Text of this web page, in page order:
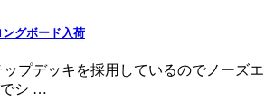
ングボード入荷
プデッキを採用しているのでノー
でシ …